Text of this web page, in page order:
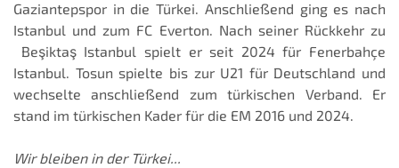
Gaziantepspor in die Türkei. Anschließend ging es nach
Istanbul und zum FC Everton. Nach seiner Rückkehr zu
Beşiktaş Istanbul spielt er seit 2024 für Fenerbahçe
Istanbul. Tosun spielte bis zur U21 für Deutschland und
wechselte anschließend zum türkischen Verband. Er
stand im türkischen Kader für die EM 2016 und 2024.
Wir bleiben in der Türkei...